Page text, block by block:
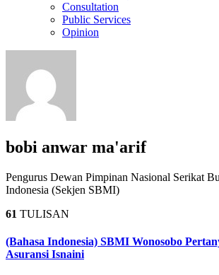
Consultation
Public Services
Opinion
bobi anwar ma'arif
Pengurus Dewan Pimpinan Nasional Serikat
Indonesia (Sekjen SBMI)
61 TULISAN
(Bahasa Indonesia) SBMI Wonosobo
Asuransi Isnaini